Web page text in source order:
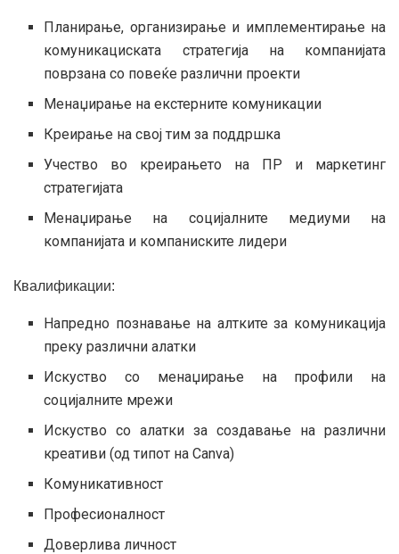
Планирање, организирање и имплементирање на
комуникациската стратегија на компанијата
поврзана со повеќе различни проекти
Менаџирање на екстерните комуникации
Креирање на свој тим за поддршка
Учество во креирањето на ПР и маркетинг
стратегијата
Менаџирање на социјалните медиуми на
компанијата и компаниските лидери
Квалификации:
Напредно познавање на алтките за комуникација
преку различни алатки
Искуство со менаџирање на профили на
социјалните мрежи
Искуство со алатки за создавање на различни
креативи (од типот на Canva)
Комуникативност
Професионалност
Доверлива личност